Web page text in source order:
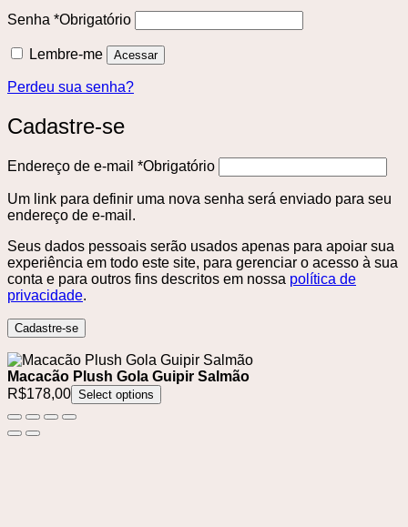
Senha *Obrigatório
Lembre-me Acessar
Perdeu sua senha?
Cadastre-se
Endereço de e-mail *Obrigatório
Um link para definir uma nova senha será enviado para seu
endereço de e-mail.
Seus dados pessoais serão usados ​​apenas para apoiar sua
experiência em todo este site, para gerenciar o acesso à sua
conta e para outros fins descritos em nossa política de
privacidade.
Cadastre-se
Macacão Plush Gola Guipir Salmão
R$178,00 Select options